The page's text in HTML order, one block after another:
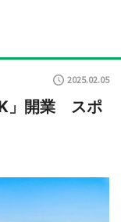
2025.02.05
」開業 スポ